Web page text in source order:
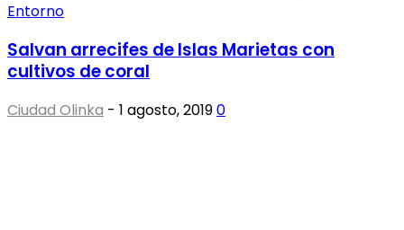
Entorno
Salvan arrecifes de Islas Marietas con
cultivos de coral
Ciudad Olinka - 1 agosto, 20190